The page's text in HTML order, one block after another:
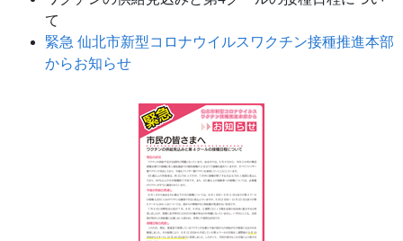
て
緊急 仙北市新型コロナウイルスワクチン接種推進本部
からお知らせ